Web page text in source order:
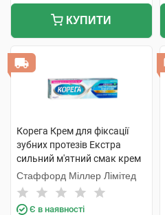
КУПИТИ
Корега Крем для фіксації
зубних протезів Екстра
сильний м'ятний смак крем
40 г 1 туба
Стаффорд Міллер Лімітед
Є в наявності